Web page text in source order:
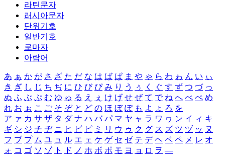
라틴문자
러시아문자
단위기호
일반기호
로마자
아랍어
あ ぁ か が さ ざ た だ な は ば ぱ ま や ゃ ら わ ゎ ん い ぃ
き ぎ し じ ち ぢ に ひ び ぴ み り う ぅ く ぐ す ず つ づ っ
ぬ ふ ぶ ぷ む ゆ ゅ る え ぇ け げ せ ぜ て で ね へ べ ぺ め
れ お ぉ こ ご そ ぞ と ど の ほ ぼ ぽ も よ ょ ろ を
ア ァ カ サ ザ タ ダ ナ ハ バ パ マ ヤ ャ ラ ワ ヮ ン イ ィ キ
ギ シ ジ チ ヂ ニ ヒ ビ ピ ミ リ ウ ゥ ク グ ス ズ ツ ヅ ッ ヌ
フ ブ プ ム ユ ュ ル エ ェ ケ ゲ セ ゼ テ デ ヘ ベ ペ メ レ オ
ォ コ ゴ ソ ゾ ト ド ノ ホ ボ ポ モ ヨ ョ ロ ヲ ―